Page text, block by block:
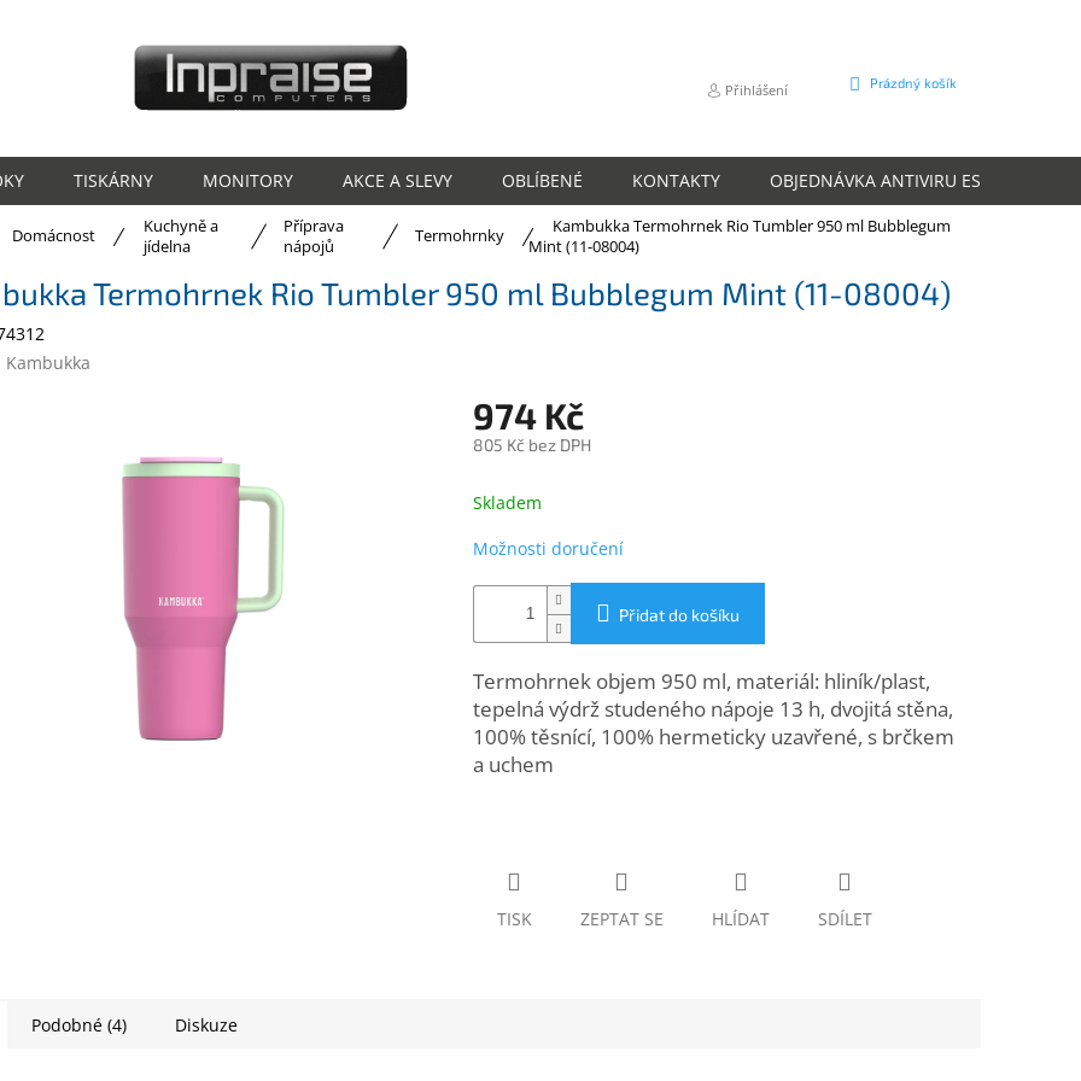
Přihlášení
NÁKUPNÍ
Prázdný košík
TISKÁRNY MONITORY AKCE A SLEVY OBLÍBENÉ KONTAKTY OBJEDNÁVKA ANTIVIRU ESET
Domácnost
Kuchyně a
jídelna
Příprava
nápojů
Termohrnky
Kambukka Termohrnek Rio Tumbler 950 ml Bubblegum
Mint (11-08004)
Termohrnek Rio Tumbler 950 ml Bubblegum Mint (11-08004)
Kambukka
974 Kč
805 Kč bez DPH
cena:
Skladem
Možnosti doručení
Přidat do košíku
Termohrnek objem 950 ml, materiál: hliník/plast,
tepelná výdrž studeného nápoje 13 h, dvojitá stěna,
100% těsnící, 100% hermeticky uzavřené, s brčkem
a uchem
TISK ZEPTAT SE HLÍDAT SDÍLET
Podobné (4) Diskuze